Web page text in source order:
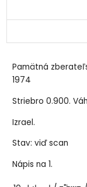
Pamätná
1974
Striebro 0.900.
Izrael.
Stav: viď scan
Nápis na 1.